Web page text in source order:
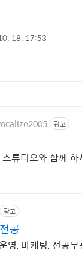
18. 17:53
광고
튜디오와 함께 하
광고
공
영, 마케팅, 전공